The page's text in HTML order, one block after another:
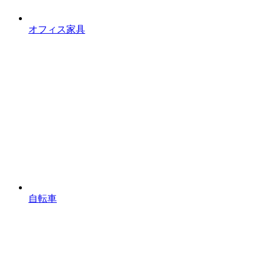
オフィス家具
自転車